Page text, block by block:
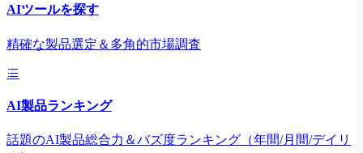
AIツールを探す
精確な製品選定＆多角的市場調査
AI製品ランキング
話題のAI製品総合力＆バズ度ランキング（年間/月間/デイリ